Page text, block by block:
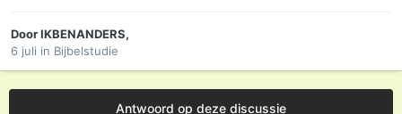
DoorIKBENANDERS,
6 juli in Bijbelstudie
Antwoord op deze discussie